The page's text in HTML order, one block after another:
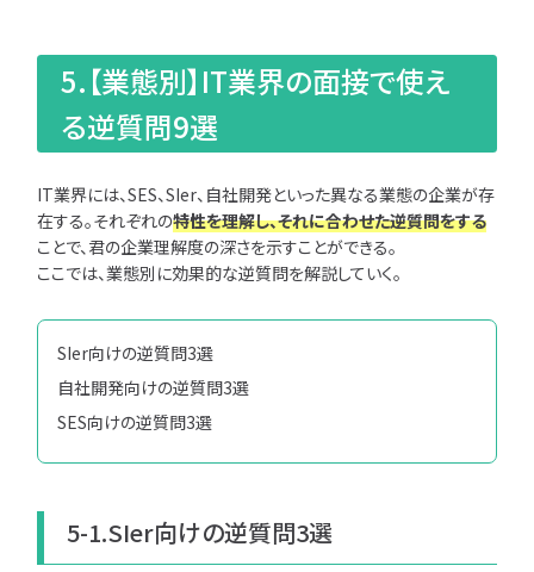
5.【業態別】IT業界の面接で使え
る逆質問9選
IT業界には、SES、SIer、自社開発といった異なる業態の企業が存
在する。それぞれの特性を理解し、それに合わせた逆質問をする
ことで、君の企業理解度の深さを示すことができる。
ここでは、業態別に効果的な逆質問を解説していく。
SIer向けの逆質問3選
自社開発向けの逆質問3選
SES向けの逆質問3選
5-1.SIer向けの逆質問3選